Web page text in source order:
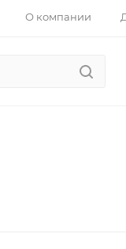
О компании